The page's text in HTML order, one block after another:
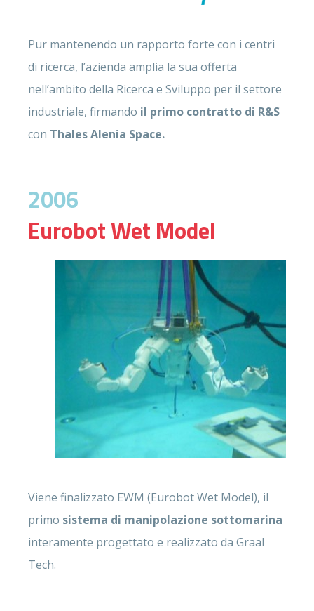
Pur mantenendo un rapporto forte con i centri
di ricerca, l’azienda amplia la sua offerta
nell’ambito della Ricerca e Sviluppo per il settore
industriale, firmando il primo contratto di R&S
con Thales Alenia Space.
2006
Eurobot Wet Model
Viene finalizzato EWM (Eurobot Wet Model), il
primo sistema di manipolazione sottomarina
interamente progettato e realizzato da Graal
Tech.